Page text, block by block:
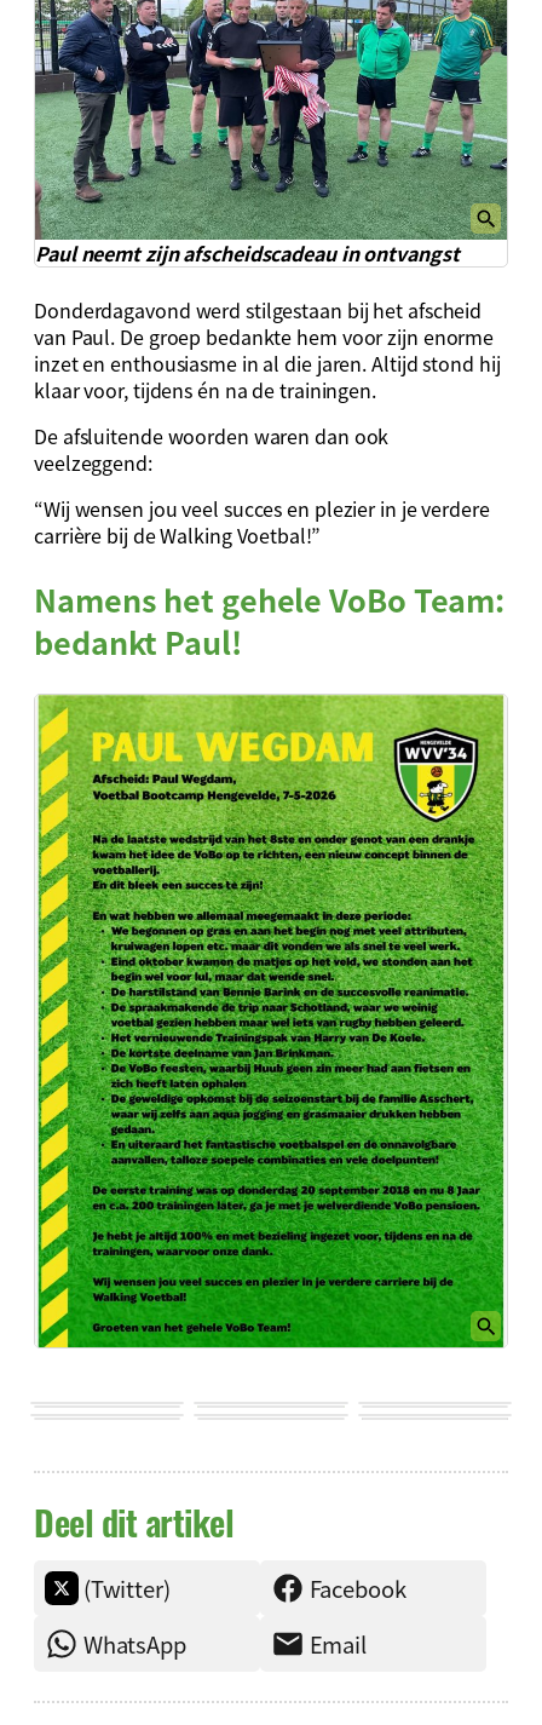
Paul neemt zijn afscheidscadeau in ontvangst
Donderdagavond werd stilgestaan bij het afscheid
van Paul. De groep bedankte hem voor zijn enorme
inzet en enthousiasme in al die jaren. Altijd stond hij
klaar voor, tijdens én na de trainingen.
De afsluitende woorden waren dan ook
veelzeggend:
“Wij wensen jou veel succes en plezier in je verdere
carrière bij de Walking Voetbal!”
Namens het gehele VoBo Team:
bedankt Paul!
Deel dit artikel
(Twitter)
Facebook
WhatsApp
Email